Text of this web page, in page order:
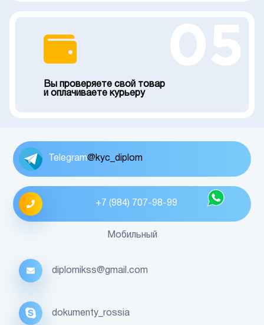
Вы проверяете свой товар
и оплачиваете курьеру
Telegram@kyc_diplom
+7 (984) 707-98-99
Мобильный
diplomikss@gmail.com
dokumenty_rossia